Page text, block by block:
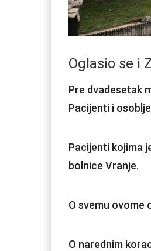
Oglasio se i
Pre dvadesetak
Pacijenti i
Pacijenti kojima
bolnice Vranje.
O svemu ovome
O narednim